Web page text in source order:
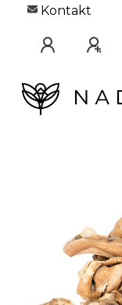
Kontakt